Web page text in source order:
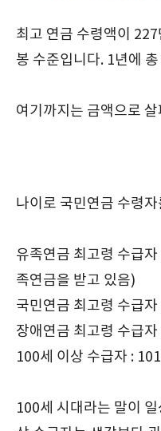
최고 연금 수령액이
봉 수준입니다. 1년에
여기까지는 금액으로
나이로 국민연금 수령
유족연금 최고령 수급
족연금을 받고 있음)
국민연금 최고령 수급자
장애연금 최고령 수급자
100세 이상 수급자 :
100세 시대라는 말이